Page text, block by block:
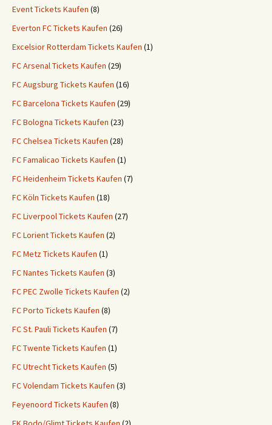
Event Tickets Kaufen (8)
Everton FC Tickets Kaufen (26)
Excelsior Rotterdam Tickets Kaufen (1)
FC Arsenal Tickets Kaufen (29)
FC Augsburg Tickets Kaufen (16)
FC Barcelona Tickets Kaufen (29)
FC Bologna Tickets Kaufen (23)
FC Chelsea Tickets Kaufen (28)
FC Famalicao Tickets Kaufen (1)
FC Heidenheim Tickets Kaufen (7)
FC Köln Tickets Kaufen (18)
FC Liverpool Tickets Kaufen (27)
FC Lorient Tickets Kaufen (2)
FC Metz Tickets Kaufen (1)
FC Nantes Tickets Kaufen (3)
FC PEC Zwolle Tickets Kaufen (2)
FC Porto Tickets Kaufen (8)
FC St. Pauli Tickets Kaufen (7)
FC Twente Tickets Kaufen (1)
FC Utrecht Tickets Kaufen (5)
FC Volendam Tickets Kaufen (3)
Feyenoord Tickets Kaufen (8)